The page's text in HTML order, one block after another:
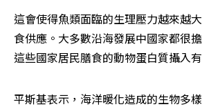
這會使得魚類面臨的生理壓力越來越
食供應。大多數沿海發展中國家都很
這些國家居民膳食的動物蛋白質攝入
平斯基表示，海洋暖化造成的生物多